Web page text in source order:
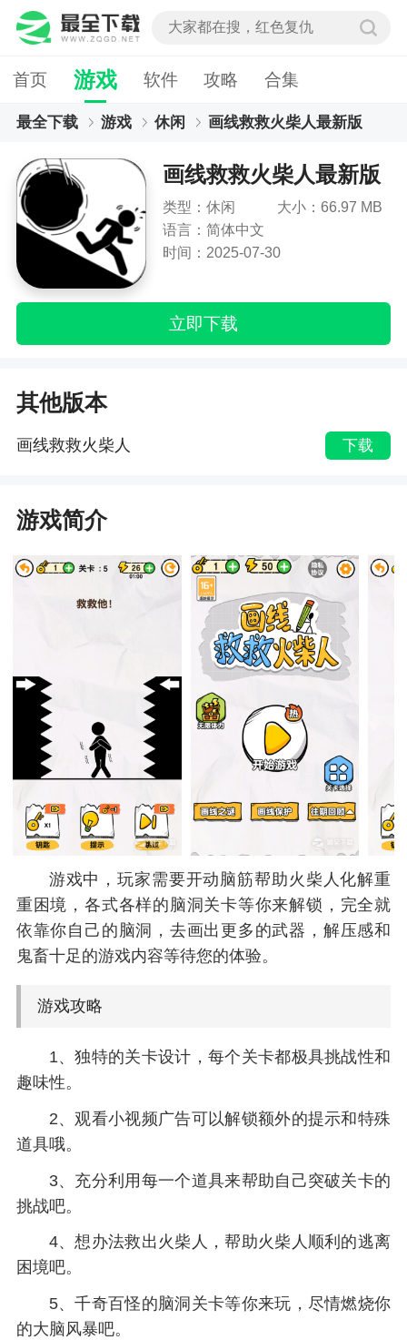
首页 游戏 软件 攻略 合集
最全下载 游戏 休闲 画线救救火柴人最新版
画线救救火柴人最新版
类型：休闲
大小：66.97 MB
语言：简体中文
时间：2025-07-30
立即下载
其他版本
画线救救火柴人 下载
游戏简介
游戏中，玩家需要开动脑筋帮助火柴人化解重
重困境，各式各样的脑洞关卡等你来解锁，完全就
依靠你自己的脑洞，去画出更多的武器，解压感和
鬼畜十足的游戏内容等待您的体验。
游戏攻略
1、独特的关卡设计，每个关卡都极具挑战性和
趣味性。
2、观看小视频广告可以解锁额外的提示和特殊
道具哦。
3、充分利用每一个道具来帮助自己突破关卡的
挑战吧。
4、想办法救出火柴人，帮助火柴人顺利的逃离
困境吧。
5、千奇百怪的脑洞关卡等你来玩，尽情燃烧你
的大脑风暴吧。